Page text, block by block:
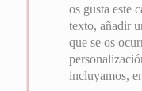
os gusta este
texto, añadir
que se os
incluyamos,